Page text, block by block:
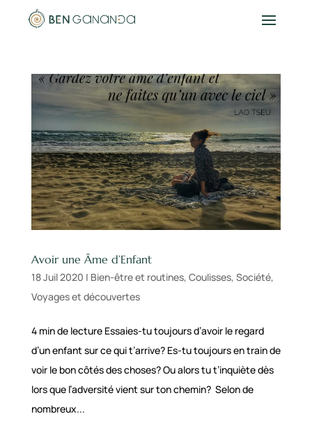
Avoir une Âme d’Enfant
18 Juil 2020 | Bien-être et routines, Coulisses, Société,
Voyages et découvertes
4 min de lecture Essaies-tu toujours d’avoir le regard
d’un enfant sur ce qui t’arrive? Es-tu toujours en train de
voir le bon côtés des choses? Ou alors tu t’inquiète dès
lors que l’adversité vient sur ton chemin? Selon de
nombreux...